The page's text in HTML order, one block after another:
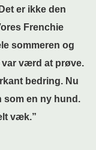
er ikke den
Frenchie
sommeren og
var værd at prøve.
bedring. Nu
som en ny hund.
væk.”